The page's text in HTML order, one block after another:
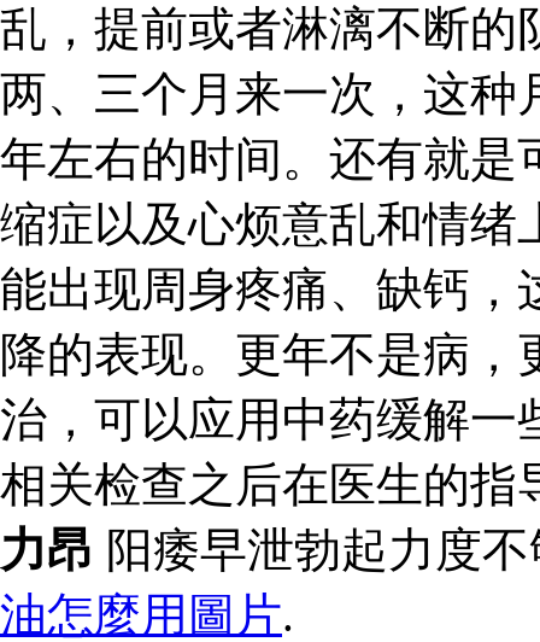
乱，提前或者淋漓不断的
两、三个月来一次，这种
年左右的时间。还有就是
缩症以及心烦意乱和情绪
能出现周身疼痛、缺钙，
降的表现。更年不是病
治，可以应用中药缓解一
相关检查之后在医生的
力昂 阳痿早泄勃起力度
油怎麼用圖片.